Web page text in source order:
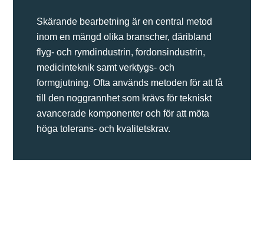
Skärande bearbetning är en central metod
inom en mängd olika branscher, däribland
flyg- och rymdindustrin, fordonsindustrin,
medicinteknik samt verktygs- och
formgjutning. Ofta används metoden för att få
till den noggrannhet som krävs för tekniskt
avancerade komponenter och för att möta
höga tolerans- och kvalitetskrav.